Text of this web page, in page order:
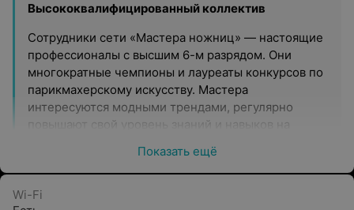
Высококвалифицированный коллектив
Сотрудники сети «Мастера ножниц» — настоящие
профессионалы с высшим 6-м разрядом. Они
многократные чемпионы и лауреаты конкурсов по
парикмахерскому искусству. Мастера
интересуются модными трендами, регулярно
повышают свой уровень знаний и навыков на
зарубежными коллегами.
Профессиональная косметика
Показать ещё
Wi-Fi